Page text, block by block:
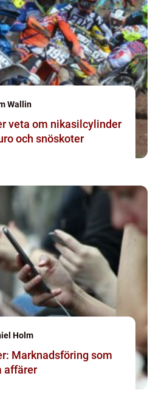
Wallin
veta om nikasilcylinder
och snöskoter
Holm
Marknadsföring som
affärer